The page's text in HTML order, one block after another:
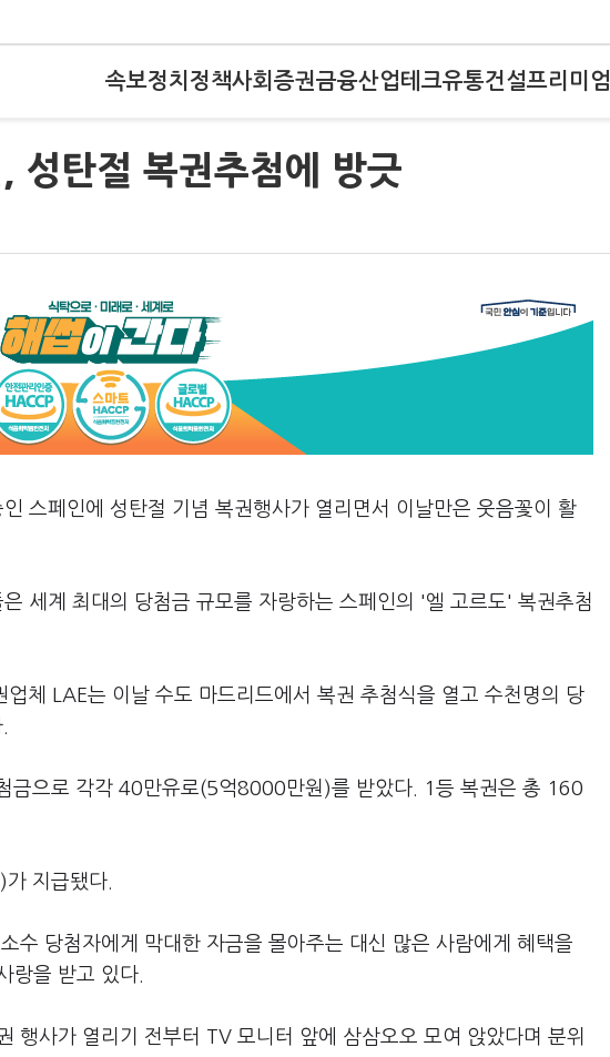
속보정치 정책사회 증권금융산업테크유통건설프리미엄
성탄절 복권추첨에 방긋
스페인에 성탄절 기념 복권행사가 열리면서 이날만은 웃음꽃이 활
세계 최대의 당첨금 규모를 자랑하는 스페인의 '엘 고르도' 복권추첨
업체 LAE는 이날 수도 마드리드에서 복권 추첨식을 열고 수천명의 당
금으로 각각 40만유로(5억8000만원)를 받았다. 1등 복권은 총 160
지급됐다.
수 당첨자에게 막대한 자금을 몰아주는 대신 많은 사람에게 혜택을
랑을 받고 있다.
행사가 열리기 전부터 TV 모니터 앞에 삼삼오오 모여 앉았다며 분위